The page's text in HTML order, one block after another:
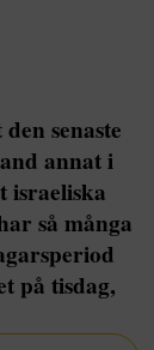
senaste
annat i
israeliska
så många
på tisdag,